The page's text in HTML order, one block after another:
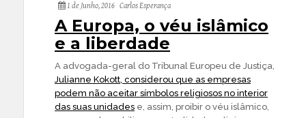
1 de Junho, 2016 Carlos Esperança
A Europa, o véu islâmico
e a liberdade
A advogada-geral do Tribunal Europeu de Justiça,
Julianne Kokott, considerou que as empresas
podem não aceitar símbolos religiosos no interior
das suas unidades e, assim, proibir o véu islâmico,